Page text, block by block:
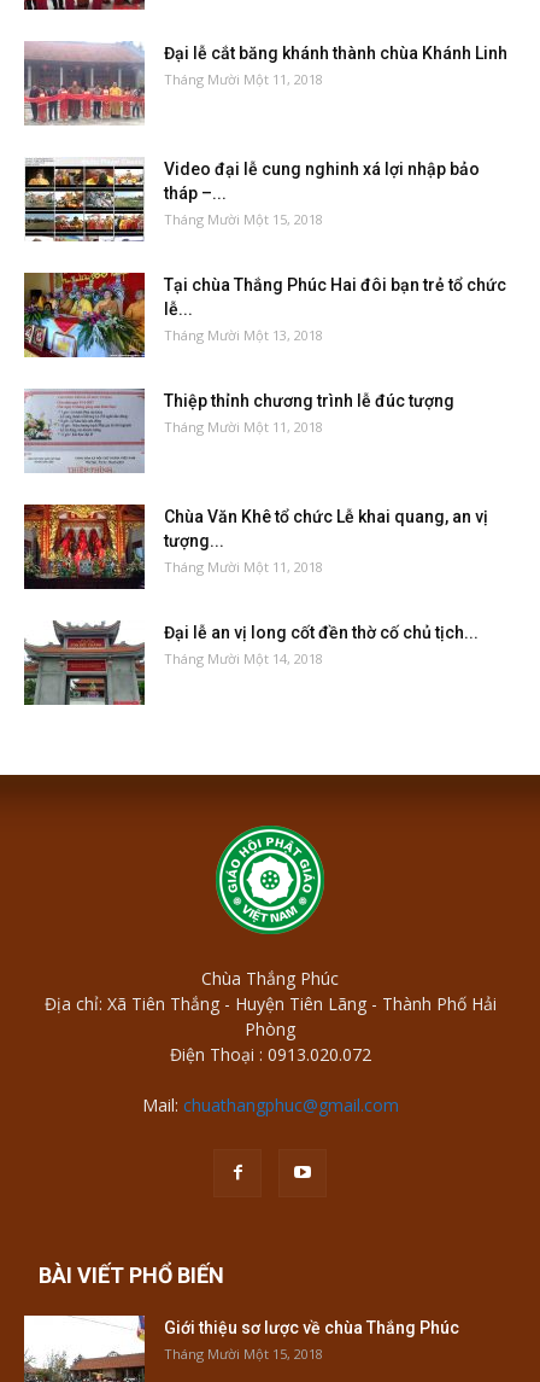
Đại lễ cắt băng khánh thành chùa Khánh Linh
Tháng Mười Một 11, 2018
Video đại lễ cung nghinh xá lợi nhập bảo
tháp –...
Tháng Mười Một 15, 2018
Tại chùa Thắng Phúc Hai đôi bạn trẻ tổ chức
lễ...
Tháng Mười Một 13, 2018
Thiệp thỉnh chương trình lễ đúc tượng
Tháng Mười Một 11, 2018
Chùa Văn Khê tổ chức Lễ khai quang, an vị
tượng...
Tháng Mười Một 11, 2018
Đại lễ an vị long cốt đền thờ cố chủ tịch...
Tháng Mười Một 14, 2018
Chùa Thắng Phúc
Địa chỉ: Xã Tiên Thắng - Huyện Tiên Lãng - Thành Phố Hải
Phòng
Điện Thoại : 0913.020.072
Mail: chuathangphuc@gmail.com
BÀI VIẾT PHỔ BIẾN
Giới thiệu sơ lược về chùa Thắng Phúc
Tháng Mười Một 15, 2018